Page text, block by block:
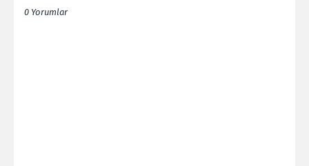
0 Yorumlar